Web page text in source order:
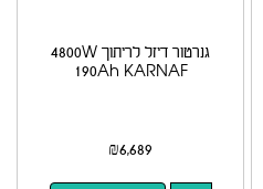
גנרטור דיזל לריתוך 4800W
190Ah KARNAF
₪6,689